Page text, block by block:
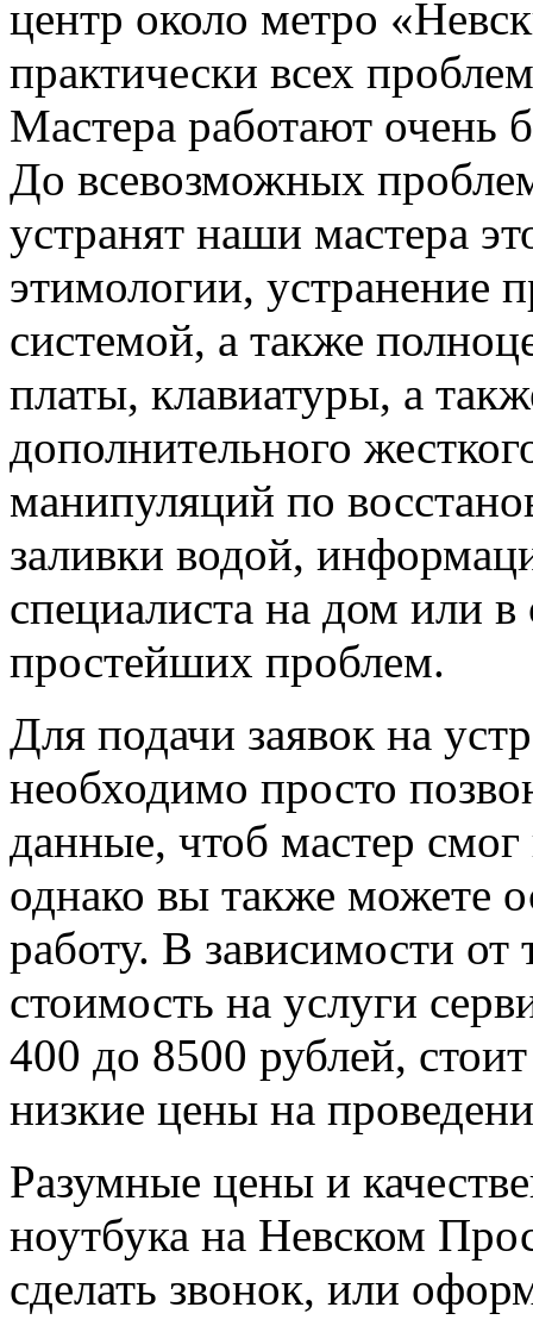
центр около метро
практически всех
Мастера работают очень
До всевозможных
устранят наши мастера
этимологии, устранение
системой, а также
платы, клавиатуры, а
дополнительного
манипуляций по
заливки водой,
специалиста на дом или
простейших проблем.
Для подачи заявок на
необходимо просто
данные, чтоб мастер
однако вы также можете
работу. В зависимости
стоимость на услуги
400 до 8500 рублей,
низкие цены на
Разумные цены и
ноутбука на Невском
сделать звонок, или